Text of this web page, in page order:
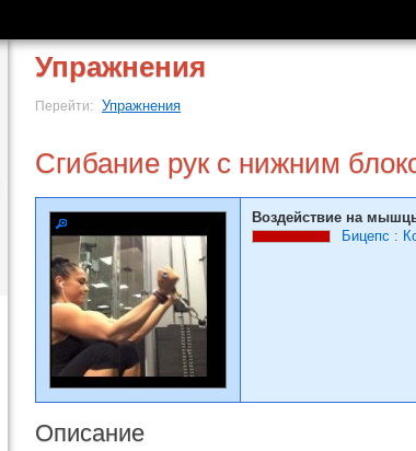
Упражнения
Перейти: Упражнения
Сгибание рук с нижним
Воздействие на
Бицепс :
Описание